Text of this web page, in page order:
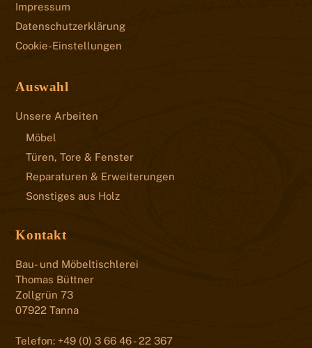
Impressum
Datenschutzerklärung
Cookie-Einstellungen
Auswahl
Unsere Arbeiten
Möbel
Türen, Tore & Fenster
Reparaturen & Erweiterungen
Sonstiges aus Holz
Kontakt
Bau- und Möbeltischlerei
Thomas Büttner
Zollgrün 73
07922 Tanna
Telefon: +49 (0) 3 66 46 - 22 367